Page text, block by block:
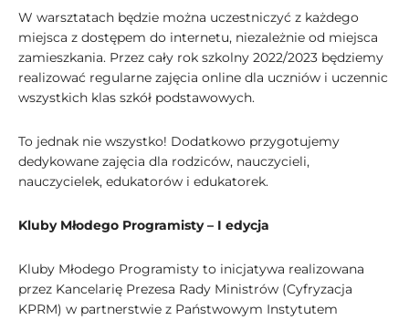
W warsztatach będzie można uczestniczyć z każdego
miejsca z dostępem do internetu, niezależnie od miejsca
zamieszkania. Przez cały rok szkolny 2022/2023 będziemy
realizować regularne zajęcia online dla uczniów i uczennic
wszystkich klas szkół podstawowych.
To jednak nie wszystko! Dodatkowo przygotujemy
dedykowane zajęcia dla rodziców, nauczycieli,
nauczycielek, edukatorów i edukatorek.
Kluby Młodego Programisty – I edycja
Kluby Młodego Programisty to inicjatywa realizowana
przez Kancelarię Prezesa Rady Ministrów (Cyfryzacja
KPRM) w partnerstwie z Państwowym Instytutem